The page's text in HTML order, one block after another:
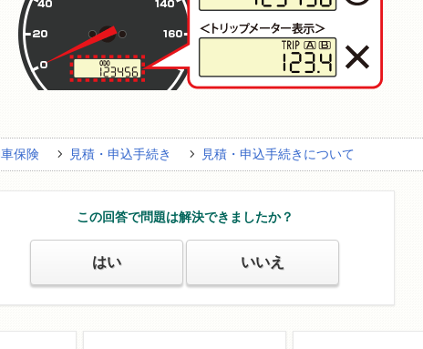
保険 見積・申込手続き 見積・申込手続きについて
この回答で問題は解決できましたか？
はい いいえ